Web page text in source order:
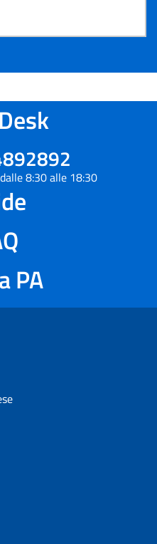
8:30 alle 18:30
PA